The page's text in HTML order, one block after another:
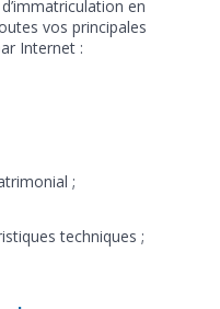
en
vos principales
Internet :
;
techniques ;